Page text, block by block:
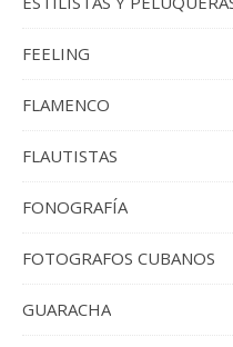
FEELING
FLAMENCO
FLAUTISTAS
FONOGRAFÍA
FOTOGRAFOS CUBANOS
GUARACHA